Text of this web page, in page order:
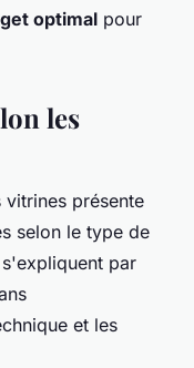
optimal pour
les
présente
selon le type de
par
et les